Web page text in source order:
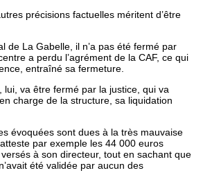
précisions factuelles méritent d’être
de La Gabelle, il n’a pas été fermé par
a perdu l’agrément de la CAF, ce qui
entraîné sa fermeture.
lui, va être fermé par la justice, qui va
charge de la structure, sa liquidation
évoquées sont dues à la très mauvaise
par exemple les 44 000 euros
à son directeur, tout en sachant que
été validée par aucun des